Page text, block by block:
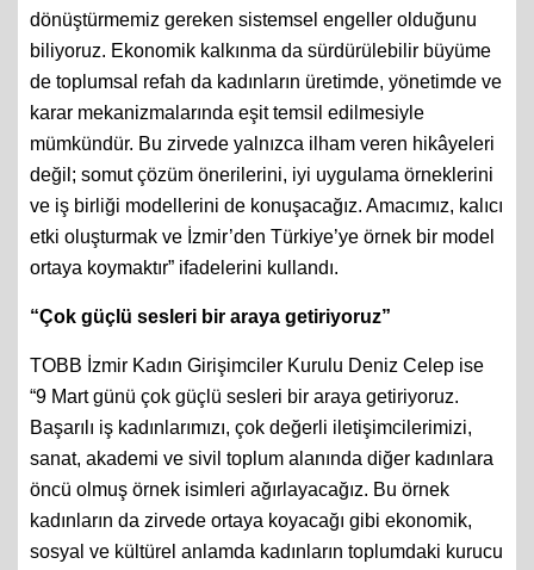
dönüştürmemiz gereken sistemsel engeller olduğunu
biliyoruz. Ekonomik kalkınma da sürdürülebilir büyüme
de toplumsal refah da kadınların üretimde, yönetimde ve
karar mekanizmalarında eşit temsil edilmesiyle
mümkündür. Bu zirvede yalnızca ilham veren hikâyeleri
değil; somut çözüm önerilerini, iyi uygulama örneklerini
ve iş birliği modellerini de konuşacağız. Amacımız, kalıcı
etki oluşturmak ve İzmir’den Türkiye’ye örnek bir model
ortaya koymaktır” ifadelerini kullandı.
“Çok güçlü sesleri bir araya getiriyoruz”
TOBB İzmir Kadın Girişimciler Kurulu Deniz Celep ise
“9 Mart günü çok güçlü sesleri bir araya getiriyoruz.
Başarılı iş kadınlarımızı, çok değerli iletişimcilerimizi,
sanat, akademi ve sivil toplum alanında diğer kadınlara
öncü olmuş örnek isimleri ağırlayacağız. Bu örnek
kadınların da zirvede ortaya koyacağı gibi ekonomik,
sosyal ve kültürel anlamda kadınların toplumdaki kurucu